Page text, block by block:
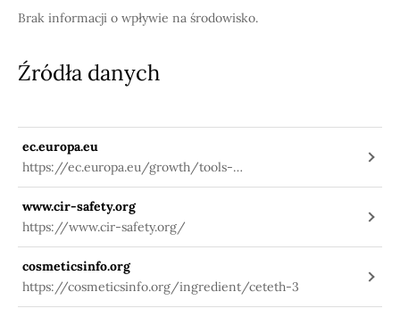
Brak informacji o wpływie na środowisko.
Źródła danych
ec.europa.eu
https://ec.europa.eu/growth/tools-
databases/cosing/index.cfm?
fuseaction=search.details_v2&id=75153
www.cir-safety.org
https://www.cir-safety.org/
cosmeticsinfo.org
https://cosmeticsinfo.org/ingredient/ceteth-3